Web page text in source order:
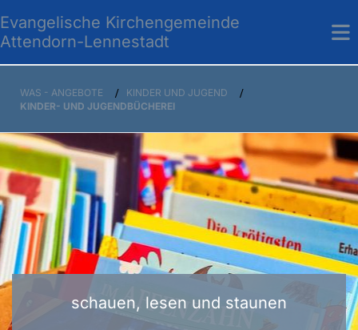
Evangelische Kirchengemeinde
Attendorn-Lennestadt
WAS - ANGEBOTE / KINDER UND JUGEND /
KINDER- UND JUGENDBÜCHEREI
schauen, lesen und staunen